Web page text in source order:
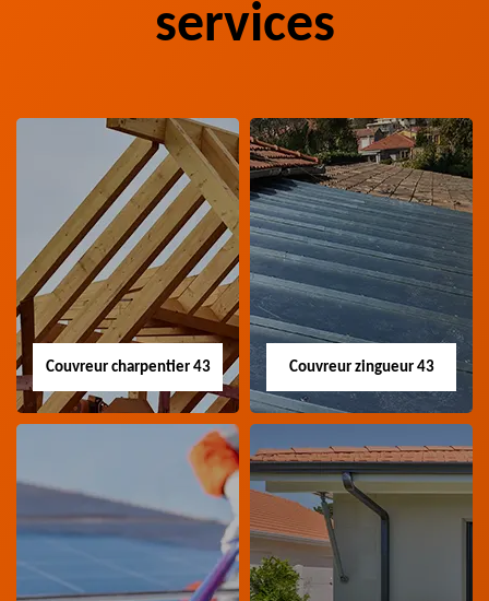
services
Couvreur charpentier 43
Couvreur
charpentier 43
Artisan couvreur
Couvreur zingueur 43
Couvreur zingueur
Artisan couvreur